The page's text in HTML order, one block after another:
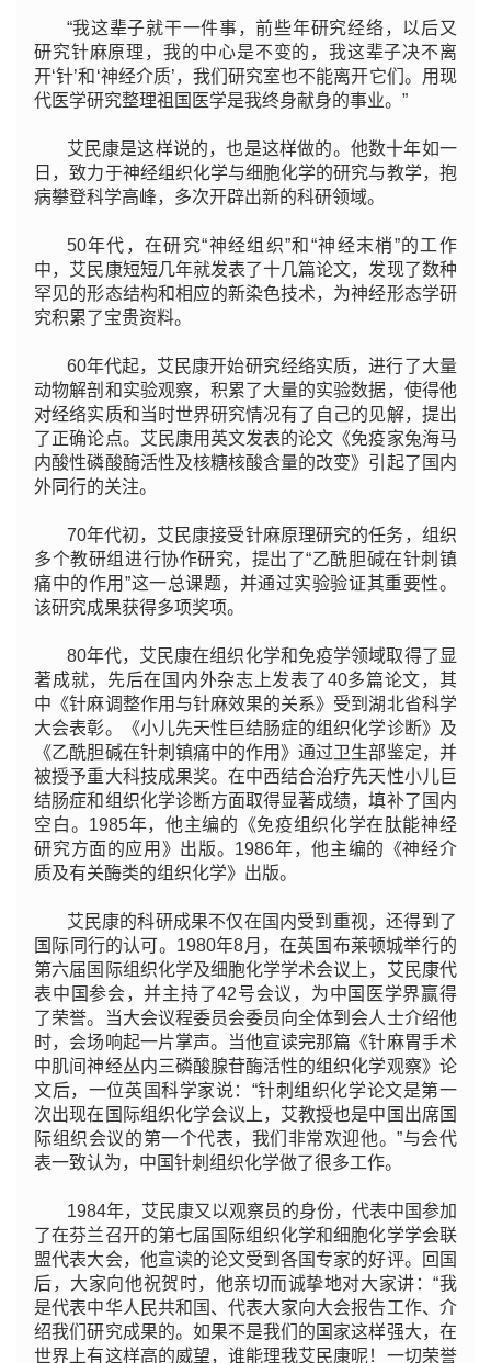
“我这辈子就干一件事，前些年研究经络，以后又
研究针麻原理，我的中心是不变的，我这辈子决不离
开‘针’和‘神经介质’，我们研究室也不能离开它们。用现
代医学研究整理祖国医学是我终身献身的事业。”
艾民康是这样说的，也是这样做的。他数十年如一
日，致力于神经组织化学与细胞化学的研究与教学，抱
病攀登科学高峰，多次开辟出新的科研领域。
50年代，在研究“神经组织”和“神经末梢”的工作
中，艾民康短短几年就发表了十几篇论文，发现了数种
罕见的形态结构和相应的新染色技术，为神经形态学研
究积累了宝贵资料。
60年代起，艾民康开始研究经络实质，进行了大量
动物解剖和实验观察，积累了大量的实验数据，使得他
对经络实质和当时世界研究情况有了自己的见解，提出
了正确论点。艾民康用英文发表的论文《免疫家兔海马
内酸性磷酸酶活性及核糖核酸含量的改变》引起了国内
外同行的关注。
70年代初，艾民康接受针麻原理研究的任务，组织
多个教研组进行协作研究，提出了“乙酰胆碱在针刺镇
痛中的作用”这一总课题，并通过实验验证其重要性。
该研究成果获得多项奖项。
80年代，艾民康在组织化学和免疫学领域取得了显
著成就，先后在国内外杂志上发表了40多篇论文，其
中《针麻调整作用与针麻效果的关系》受到湖北省科学
大会表彰。《小儿先天性巨结肠症的组织化学诊断》及
《乙酰胆碱在针刺镇痛中的作用》通过卫生部鉴定，并
被授予重大科技成果奖。在中西结合治疗先天性小儿巨
结肠症和组织化学诊断方面取得显著成绩，填补了国内
空白。1985年，他主编的《免疫组织化学在肽能神经
研究方面的应用》出版。1986年，他主编的《神经介
质及有关酶类的组织化学》出版。
艾民康的科研成果不仅在国内受到重视，还得到了
国际同行的认可。1980年8月，在英国布莱顿城举行的
第六届国际组织化学及细胞化学学术会议上，艾民康代
表中国参会，并主持了42号会议，为中国医学界赢得
了荣誉。当大会议程委员会委员向全体到会人士介绍他
时，会场响起一片掌声。当他宣读完那篇《针麻胃手术
中肌间神经丛内三磷酸腺苷酶活性的组织化学观察》论
文后，一位英国科学家说：“针刺组织化学论文是第一
次出现在国际组织化学会议上，艾教授也是中国出席国
际组织会议的第一个代表，我们非常欢迎他。”与会代
表一致认为，中国针刺组织化学做了很多工作。
1984年，艾民康又以观察员的身份，代表中国参加
了在芬兰召开的第七届国际组织化学和细胞化学学会联
盟代表大会，他宣读的论文受到各国专家的好评。回国
后，大家向他祝贺时，他亲切而诚挚地对大家讲：“我
是代表中华人民共和国、代表大家向大会报告工作、介
绍我们研究成果的。如果不是我们的国家这样强大，在
世界上有这样高的威望，谁能理我艾民康呢！一切荣誉